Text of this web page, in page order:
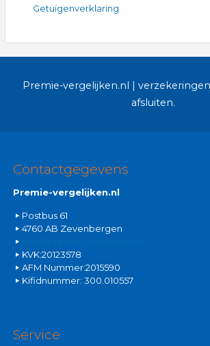
Getuigenverklaring
Premie-vergelijken.nl |
afsluiten.
Contactgegevens
Premie-vergelijken.nl
Postbus 61
4760 AB Zevenbergen
KVK:20123578
AFM Nummer:2015590
Kifidnummer: 300.010557
Service